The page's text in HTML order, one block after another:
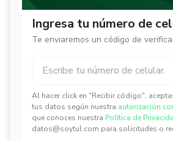
Ingresa tu número de
Te enviaremos un código de
Al hacer click en "Recibir código",
tus datos según nuestra autorización
que conoces nuestra Política de
datos@soytul.com para solicitudes o